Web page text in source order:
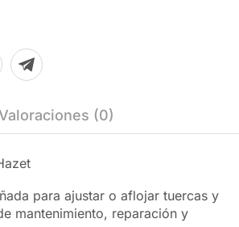
(0)
para ajustar o aflojar tuercas y
mantenimiento, reparación y